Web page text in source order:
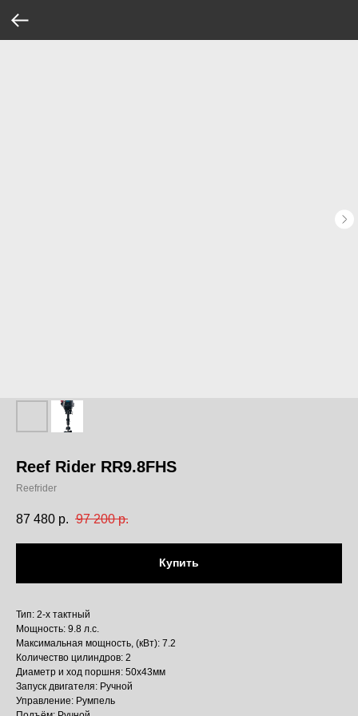
Reef Rider RR9.8FHS
Reefrider
87 480 р. 97 200 р.
Купить
Тип: 2-х тактный
Мощность: 9.8 л.с.
Максимальная мощность, (кВт): 7.2
Количество цилиндров: 2
Диаметр и ход поршня: 50x43мм
Запуск двигателя: Ручной
Управление: Румпель